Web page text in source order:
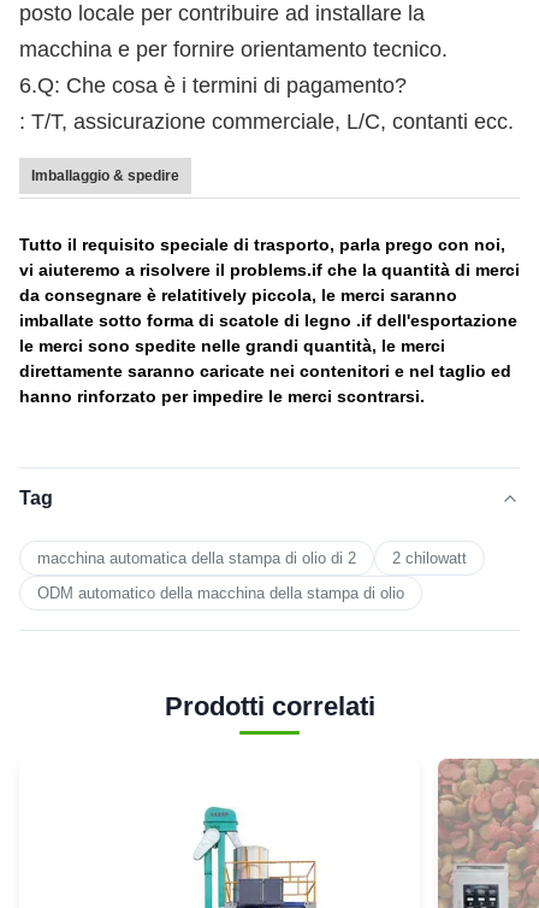
posto locale per contribuire ad installare la
macchina e per fornire orientamento tecnico.
6.Q: Che cosa è i termini di pagamento?
: T/T, assicurazione commerciale, L/C, contanti ecc.
Imballaggio & spedire
Tutto il requisito speciale di trasporto, parla prego con noi,
vi aiuteremo a risolvere il problems.if che la quantità di merci
da consegnare è relatitively piccola, le merci saranno
imballate sotto forma di scatole di legno .if dell'esportazione
le merci sono spedite nelle grandi quantità, le merci
direttamente saranno caricate nei contenitori e nel taglio ed
hanno rinforzato per impedire le merci scontrarsi.
Tag
macchina automatica della stampa di olio di 2
2 chilowatt
ODM automatico della macchina della stampa di olio
Prodotti correlati